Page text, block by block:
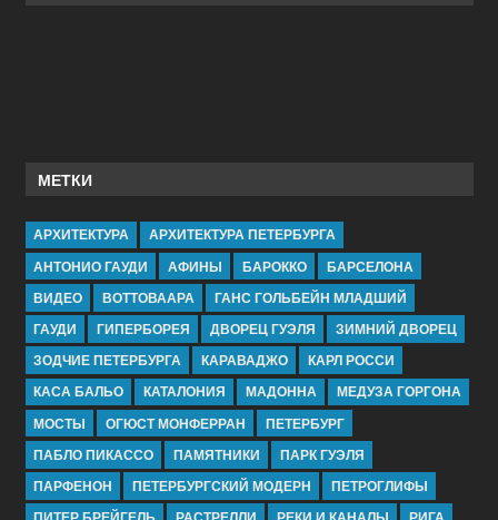
МЕТКИ
АРХИТЕКТУРА
АРХИТЕКТУРА ПЕТЕРБУРГА
АНТОНИО ГАУДИ
АФИНЫ БАРОККО
БАРСЕЛОНА
ВИДЕО
ВОТТОВААРА
ГАНС ГОЛЬБЕЙН МЛАДШИЙ
ГАУДИ
ГИПЕРБОРЕЯ ДВОРЕЦ ГУЭЛЯ
ЗИМНИЙ ДВОРЕЦ
ЗОДЧИЕ ПЕТЕРБУРГА
КАРАВАДЖО
КАРЛ РОССИ
КАСА БАЛЬО
КАТАЛОНИЯ МАДОННА
МЕДУЗА ГОРГОНА
МОСТЫ
ОГЮСТ МОНФЕРРАН
ПЕТЕРБУРГ
ПАБЛО ПИКАССО
ПАМЯТНИКИ
ПАРК ГУЭЛЯ
ПАРФЕНОН
ПЕТЕРБУРГСКИЙ МОДЕРН
ПЕТРОГЛИФЫ